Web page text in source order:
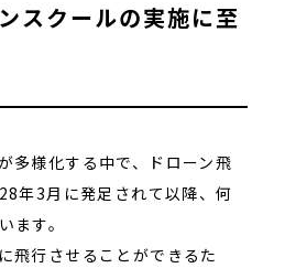
スクールの実施に至
多様化する中で、ドローン飛
年3月に発足されて以降、何
ます。
飛行させることができるた